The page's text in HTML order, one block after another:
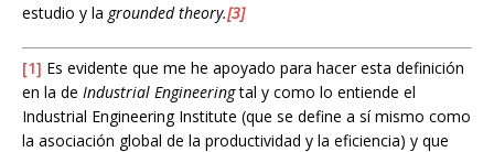
estudio y la grounded theory.[3]
[1] Es evidente que me he apoyado para hacer esta definición
en la de Industrial Engineeringtal y como lo entiende el
Industrial Engineering Institute (que se define a sí mismo como
la asociación global de la productividad y la eficiencia) y que